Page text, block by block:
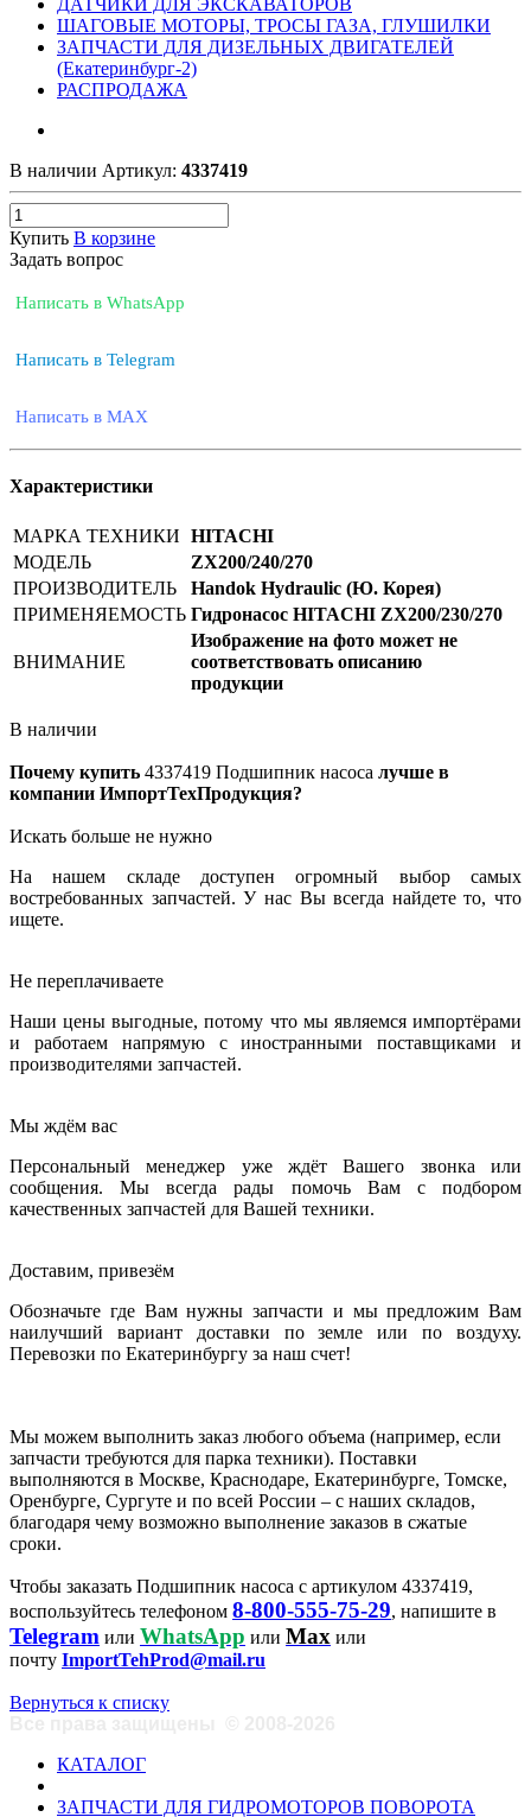
ШАГОВЫЕ МОТОРЫ, ТРОСЫ ГАЗА, ГЛУШИЛКИ
ЗАПЧАСТИ ДЛЯ ДИЗЕЛЬНЫХ ДВИГАТЕЛЕЙ
(Екатеринбург-2)
РАСПРОДАЖА
В наличии Артикул: 4337419
Купить В корзине
Задать вопрос
Написать в WhatsApp
Написать в Telegram
Написать в MAX
Характеристики
МАРКА ТЕХНИКИ HITACHI
МОДЕЛЬ
ZX200/240/270
ПРОИЗВОДИТЕЛЬ
Handok Hydraulic (Ю. Корея)
ПРИМЕНЯЕМОСТЬ Гидронасос HITACHI ZX200/230/270
ВНИМАНИЕ
Изображение на фото может не
соответствовать описанию
продукции
В наличии
Почему купить 4337419 Подшипник насоса лучше в
компании ИмпортТехПродукция?
Искать больше не нужно
На нашем складе доступен огромный выбор самых
востребованных запчастей. У нас Вы всегда найдете то, что
ищете.
Не переплачиваете
Наши цены выгодные, потому что мы являемся импортёрами
и работаем напрямую с иностранными поставщиками и
производителями запчастей.
Мы ждём вас
Персональный менеджер уже ждёт Вашего звонка или
сообщения. Мы всегда рады помочь Вам с подбором
качественных запчастей для Вашей техники.
Доставим, привезём
Обозначьте где Вам нужны запчасти и мы предложим Вам
наилучший вариант доставки по земле или по воздуху.
Перевозки по Екатеринбургу за наш счет!
Мы можем выполнить заказ любого объема (например, если
запчасти требуются для парка техники). Поставки
выполняются в Москве, Краснодаре, Екатеринбурге, Томске,
Оренбурге, Сургуте и по всей России – с наших складов,
благодаря чему возможно выполнение заказов в сжатые
сроки.
Чтобы заказать Подшипник насоса с артикулом 4337419,
воспользуйтесь телефоном 8-800-555-75-29, напишите в
Telegram или WhatsApp или Max или
почту ImportTehProd@mail.ru
Вернуться к списку
КАТАЛОГ
ЗАПЧАСТИ ДЛЯ ГИДРОМОТОРОВ ПОВОРОТА